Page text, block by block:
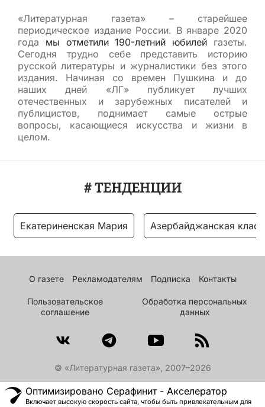
«Литературная газета» – старейшее
периодическое издание России. В январе 2020
года мы отметили 190-летний юбилей газеты.
Сегодня трудно себе представить историю
русской литературы и журналистики без этого
издания. Начиная со времен Пушкина и до
наших дней «ЛГ» публикует лучших
отечественных и зарубежных писателей и
публицистов, поднимает самые острые
вопросы, касающиеся искусства и жизни в
целом.
# ТЕНДЕНЦИИ
Екатериненская Мария Азербайджанская
О газете Рекламодателям Подписка Контакты
Пользовательское
соглашение
Обработка персональных
данных
© «Литературная газета», 2007–2026
Оптимизировано Серафинит - Акселератор
Включает высокую скорость сайта, чтобы быть привлекательным для